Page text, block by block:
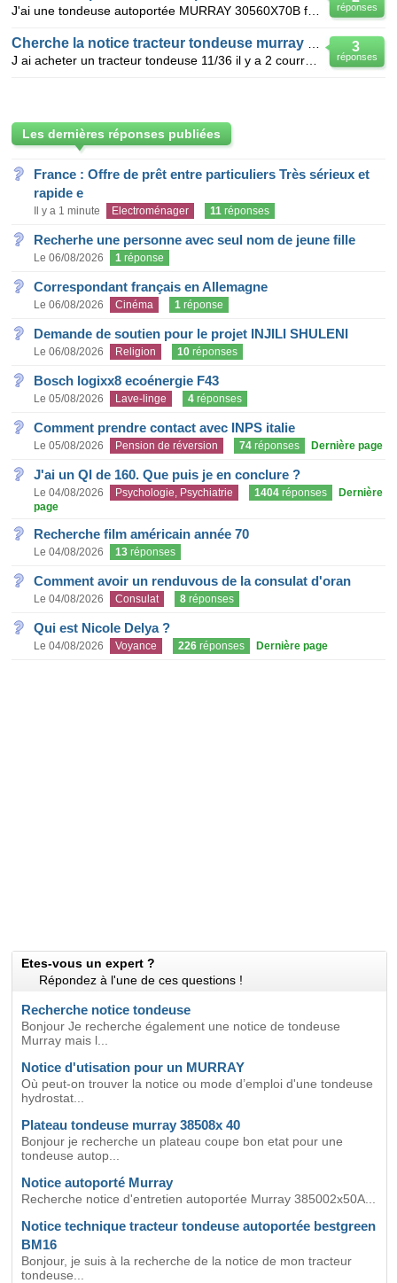
réponses
3
réponses
Les dernières réponses publiées
France : Offre de prêt entre particuliers Très sérieux et
rapide e
Il y a 1 minute Electroménager 11 réponses
Recherhe une personne avec seul nom de jeune fille
Le 06/08/2026 1 réponse
Correspondant français en Allemagne
Le 06/08/2026 Cinéma 1 réponse
Demande de soutien pour le projet INJILI SHULENI
Le 06/08/2026 Religion 10 réponses
Bosch logixx8 ecoénergie F43
Le 05/08/2026 Lave-linge 4 réponses
Comment prendre contact avec INPS italie
Le 05/08/2026 Pension de réversion 74 réponses Dernière page
J'ai un QI de 160. Que puis je en conclure ?
Le 04/08/2026 Psychologie, Psychiatrie 1404 réponses
Dernière
page
Recherche film américain année 70
Le 04/08/2026 13 réponses
Comment avoir un renduvous de la consulat d'oran
Le 04/08/2026 Consulat 8 réponses
Qui est Nicole Delya ?
Le 04/08/2026 Voyance 226 réponses Dernière page
Etes-vous un expert ?
Répondez à l'une de ces questions !
Recherche notice tondeuse
Bonjour Je recherche également une notice de tondeuse
Murray mais l...
Notice d'utisation pour un MURRAY
Où peut-on trouver la notice ou mode d’emploi d'une tondeuse
hydrostat...
Plateau tondeuse murray 38508x 40
Bonjour je recherche un plateau coupe bon etat pour une
tondeuse autop...
Notice autoporté Murray
Recherche notice d'entretien autoportée Murray 385002x50A...
Notice technique tracteur tondeuse autoportée bestgreen
BM16
Bonjour, je suis à la recherche de la notice de mon tracteur
tondeuse...